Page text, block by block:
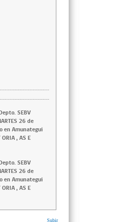
SEBV
26 de
en Amunategui
, AS E
SEBV
26 de
en Amunategui
, AS E
Subir